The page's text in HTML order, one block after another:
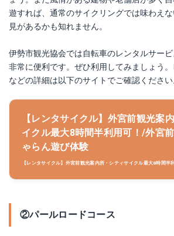
遊すれば、通常のサイクリングでは味わえ
見があるかも知れません。
伊勢市観光協会では自転車のレンタルサー
非常に便利です。ぜひ利用してみましょう
などの詳細は以下のサイトでご確認ください
【レンタサイクル】外宮前観光案
イクル最大8時間半利用可！/外宮
ゃらん遊び体験
【レンタサイクル】外宮前観光案内所・シティサイクル最大8時間半
②パールロードコース